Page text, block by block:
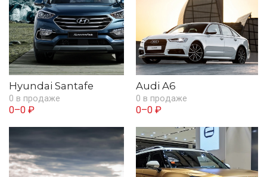
Hyundai Santafe
0 в продаже
0–0 ₽
Audi A6
0 в продаже
0–0 ₽